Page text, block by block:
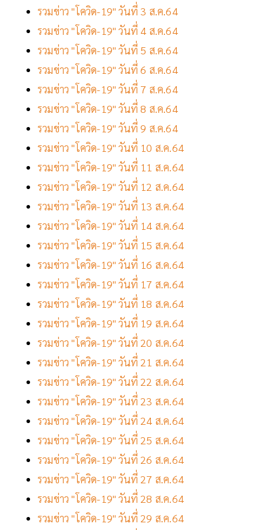
รวมข่าว "โควิด-19" วันที่ 3 ส.ค.64
รวมข่าว "โควิด-19" วันที่ 4 ส.ค.64
รวมข่าว "โควิด-19" วันที่ 5 ส.ค.64
รวมข่าว "โควิด-19" วันที่ 6 ส.ค.64
รวมข่าว "โควิด-19" วันที่ 7 ส.ค.64
รวมข่าว "โควิด-19" วันที่ 8 ส.ค.64
รวมข่าว "โควิด-19" วันที่ 9 ส.ค.64
รวมข่าว "โควิด-19" วันที่ 10 ส.ค.64
รวมข่าว "โควิด-19" วันที่ 11 ส.ค.64
รวมข่าว "โควิด-19" วันที่ 12 ส.ค.64
รวมข่าว "โควิด-19" วันที่ 13 ส.ค.64
รวมข่าว "โควิด-19" วันที่ 14 ส.ค.64
รวมข่าว "โควิด-19" วันที่ 15 ส.ค.64
รวมข่าว "โควิด-19" วันที่ 16 ส.ค.64
รวมข่าว "โควิด-19" วันที่ 17 ส.ค.64
รวมข่าว "โควิด-19" วันที่ 18 ส.ค.64
รวมข่าว "โควิด-19" วันที่ 19 ส.ค.64
รวมข่าว "โควิด-19" วันที่ 20 ส.ค.64
รวมข่าว "โควิด-19" วันที่ 21 ส.ค.64
รวมข่าว "โควิด-19" วันที่ 22 ส.ค.64
รวมข่าว "โควิด-19" วันที่ 23 ส.ค.64
รวมข่าว "โควิด-19" วันที่ 24 ส.ค.64
รวมข่าว "โควิด-19" วันที่ 25 ส.ค.64
รวมข่าว "โควิด-19" วันที่ 26 ส.ค.64
รวมข่าว "โควิด-19" วันที่ 27 ส.ค.64
รวมข่าว "โควิด-19" วันที่ 28 ส.ค.64
รวมข่าว "โควิด-19" วันที่ 29 ส.ค.64